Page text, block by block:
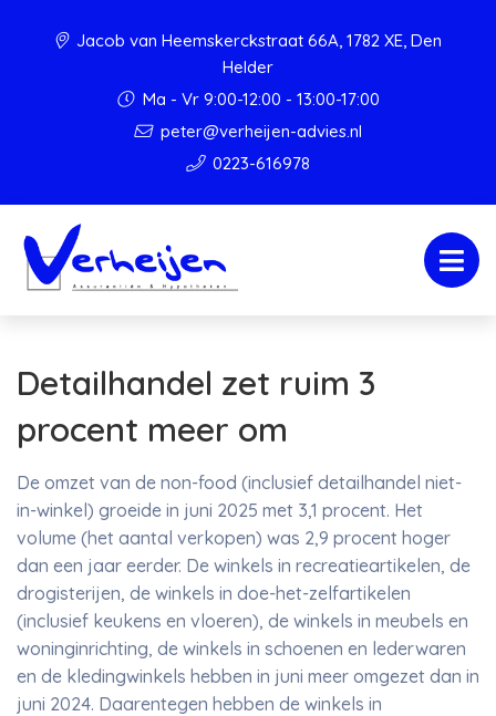
Jacob van Heemskerckstraat 66A, 1782 XE, Den
Helder
Ma - Vr 9:00-12:00 - 13:00-17:00
peter@verheijen-advies.nl
0223-616978
Detailhandel zet ruim 3
procent meer om
De omzet van de non-food (inclusief detailhandel niet-
in-winkel) groeide in juni 2025 met 3,1 procent. Het
volume (het aantal verkopen) was 2,9 procent hoger
dan een jaar eerder. De winkels in recreatieartikelen, de
drogisterijen, de winkels in doe-het-zelfartikelen
(inclusief keukens en vloeren), de winkels in meubels en
woninginrichting, de winkels in schoenen en lederwaren
en de kledingwinkels hebben in juni meer omgezet dan in
juni 2024. Daarentegen hebben de winkels in